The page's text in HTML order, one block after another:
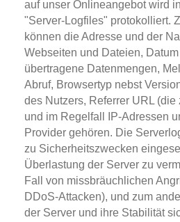
auf unser Onlineangebot wird
"Server-Logfiles" protokolliert.
können die Adresse und der
Webseiten und Dateien,
übertragene Datenmengen,
Abruf, Browsertyp nebst
des Nutzers, Referrer URL
und im Regelfall IP-Adressen
Provider gehören. Die
zu Sicherheitszwecken
Überlastung der Server zu
Fall von missbräuchlichen
DDoS-Attacken), und zum
der Server und ihre Stabilität